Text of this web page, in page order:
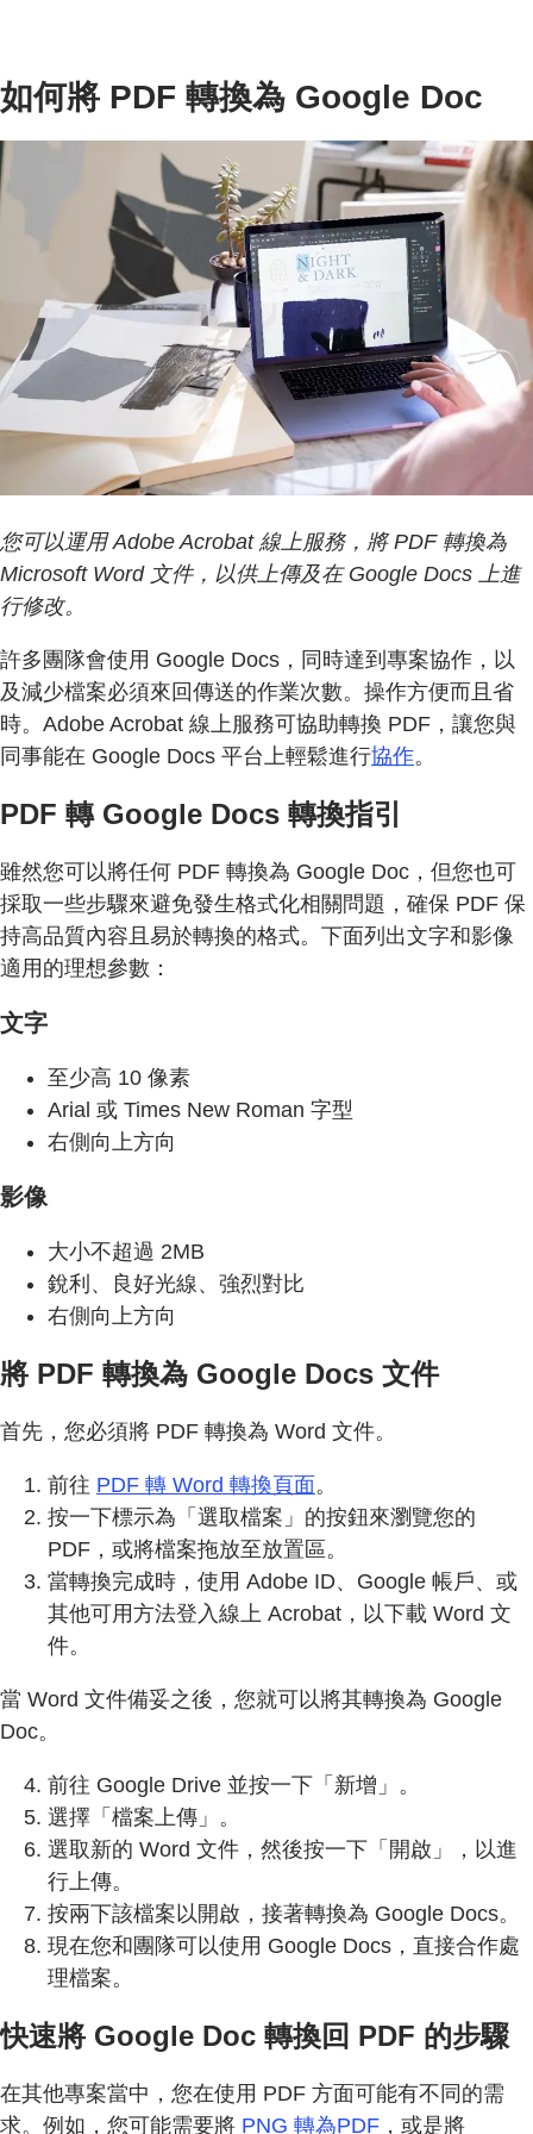
如何將 PDF 轉換為 Google Doc
您可以運用 Adobe Acrobat 線上服務，將 PDF 轉換為
Microsoft Word 文件，以供上傳及在 Google Docs 上進
行修改。
許多團隊會使用 Google Docs，同時達到專案協作，以
及減少檔案必須來回傳送的作業次數。操作方便而且省
時。Adobe Acrobat 線上服務可協助轉換 PDF，讓您與
同事能在 Google Docs 平台上輕鬆進行協作。
PDF 轉 Google Docs 轉換指引
雖然您可以將任何 PDF 轉換為 Google Doc，但您也可
採取一些步驟來避免發生格式化相關問題，確保 PDF 保
持高品質內容且易於轉換的格式。下面列出文字和影像
適用的理想參數：
文字
至少高 10 像素
Arial 或 Times New Roman 字型
右側向上方向
影像
大小不超過 2MB
銳利、良好光線、強烈對比
右側向上方向
將 PDF 轉換為 Google Docs 文件
首先，您必須將 PDF 轉換為 Word 文件。
前往 PDF 轉 Word 轉換頁面。
按一下標示為「選取檔案」的按鈕來瀏覽您的
PDF，或將檔案拖放至放置區。
當轉換完成時，使用 Adobe ID、Google 帳戶、或
其他可用方法登入線上 Acrobat，以下載 Word 文
件。
當 Word 文件備妥之後，您就可以將其轉換為 Google
Doc。
前往 Google Drive 並按一下「新增」。
選擇「檔案上傳」。
選取新的 Word 文件，然後按一下「開啟」，以進
行上傳。
按兩下該檔案以開啟，接著轉換為 Google Docs。
現在您和團隊可以使用 Google Docs，直接合作處
理檔案。
快速將 Google Doc 轉換回 PDF 的步驟
在其他專案當中，您在使用 PDF 方面可能有不同的需
求。例如，您可能需要將 PNG 轉為PDF ，或是將